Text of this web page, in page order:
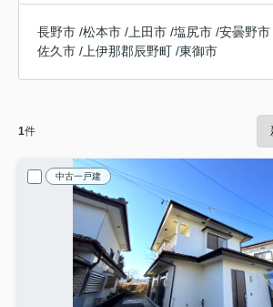
長野市 /松本市 / 上田市 /塩尻市 /安曇野市
佐久市 / 上伊那郡辰野町 /東御市
1件
中古一戸建